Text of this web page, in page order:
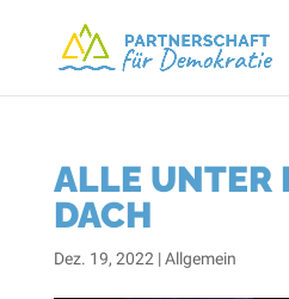
ALLE UNTER
DACH
Dez. 19, 2022 |Allgemein